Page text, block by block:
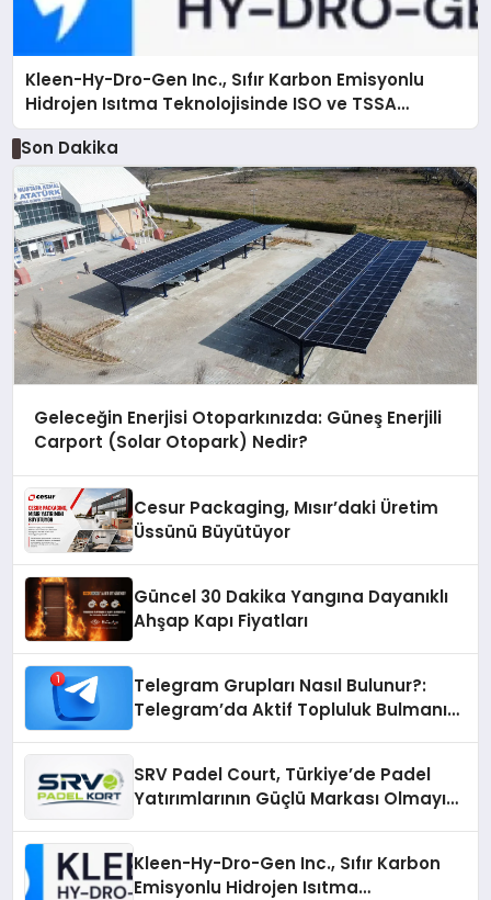
Kleen-Hy-Dro-Gen Inc., Sıfır Karbon Emisyonlu
Hidrojen Isıtma Teknolojisinde ISO ve TSSA
Düzenleyici Onaylarını Aldı
Son Dakika
Geleceğin Enerjisi Otoparkınızda: Güneş Enerjili
Carport (Solar Otopark) Nedir?
Cesur Packaging, Mısır’daki Üretim
Üssünü Büyütüyor
Güncel 30 Dakika Yangına Dayanıklı
Ahşap Kapı Fiyatları
Telegram Grupları Nasıl Bulunur?:
Telegram’da Aktif Topluluk Bulmanın
SRV Padel Court, Türkiye’de Padel
Yatırımlarının Güçlü Markası Olmayı
Kleen-Hy-Dro-Gen Inc., Sıfır Karbon
Emisyonlu Hidrojen Isıtma